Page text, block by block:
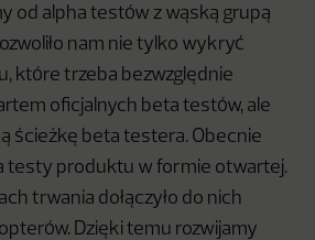
od alpha testów z wąską grupą
nam nie tylko wykryć
które trzeba bezwzględnie
oficjalnych beta testów, ale
ścieżkę beta testera. Obecnie
testy produktu w formie otwartej.
trwania dołączyło do nich
Dzięki temu rozwijamy